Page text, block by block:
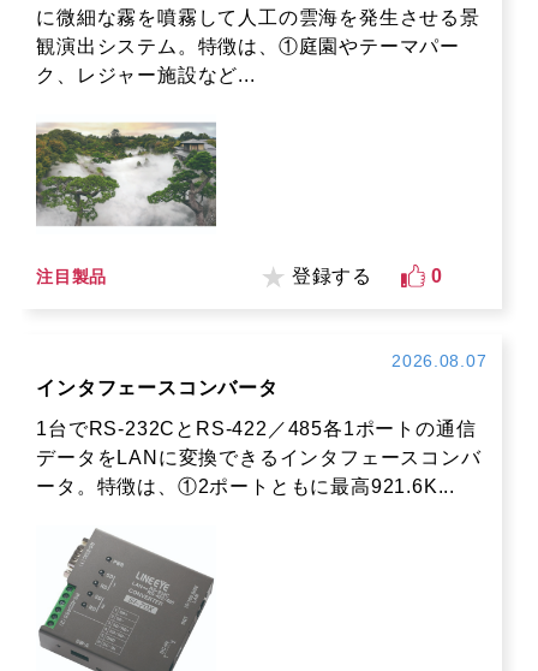
に微細な霧を噴霧して人工の雲海を発生させる景
観演出システム。特徴は、①庭園やテーマパー
ク、レジャー施設など...
注目製品 登録する 0
2026.08.07
インタフェースコンバータ
1台でRS-232CとRS-422／485各1ポートの通信
データをLANに変換できるインタフェースコンバ
ータ。特徴は、①2ポートともに最高921.6K...